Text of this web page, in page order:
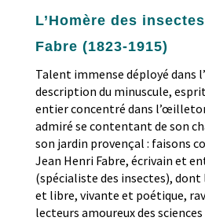
L’Homère des
Fabre (1823-1915)
Talent immense déployé dans
description du minuscule,
entier concentré dans
admiré se contentant de son
son jardin provençal : faisons
Jean Henri Fabre, écrivain et
(spécialiste des insectes),
et libre, vivante et poétique,
lecteurs amoureux des